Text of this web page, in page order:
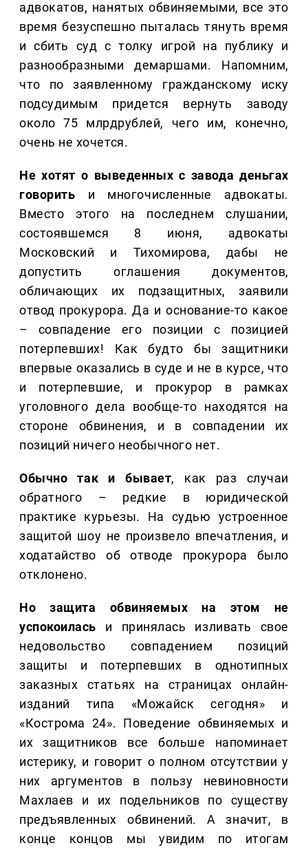
адвокатов, нанятых обвиняемыми, все это
время безуспешно пыталась тянуть время
и сбить суд с толку игрой на публику и
разнообразными демаршами. Напомним,
что по заявленному гражданскому иску
подсудимым придется вернуть заводу
около 75 млрдрублей, чего им, конечно,
очень не хочется.
Не хотят о выведенных с завода деньгах
говорить и многочисленные адвокаты.
Вместо этого на последнем слушании,
состоявшемся 8 июня, адвокаты
Московский и Тихомирова, дабы не
допустить оглашения документов,
обличающих их подзащитных, заявили
отвод прокурора. Да и основание-то какое
– совпадение его позиции с позицией
потерпевших! Как будто бы защитники
впервые оказались в суде и не в курсе, что
и потерпевшие, и прокурор в рамках
уголовного дела вообще-то находятся на
стороне обвинения, и в совпадении их
позиций ничего необычного нет.
Обычно так и бывает, как раз случаи
обратного – редкие в юридической
практике курьезы. На судью устроенное
защитой шоу не произвело впечатления, и
ходатайство об отводе прокурора было
отклонено.
Но защита обвиняемых на этом не
успокоилась и принялась изливать свое
недовольство совпадением позиций
защиты и потерпевших в однотипных
заказных статьях на страницах онлайн-
изданий типа «Можайск сегодня» и
«Кострома 24». Поведение обвиняемых и
их защитников все больше напоминает
истерику, и говорит о полном отсутствии у
них аргументов в пользу невиновности
Махлаев и их подельников по существу
предъявленных обвинений. А значит, в
конце концов мы увидим по итогам